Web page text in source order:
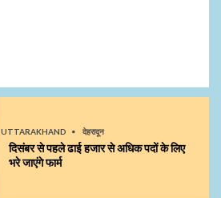
UTTARAKHAND देहरादून
दिसंबर से पहले ढाई हजार से अधिक पदों के लिए
भरे जाएंगे फार्म